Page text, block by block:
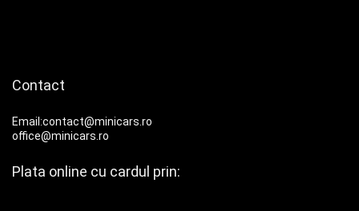
Contact
Email:contact@minicars.ro
office@minicars.ro
Plata online cu cardul prin: